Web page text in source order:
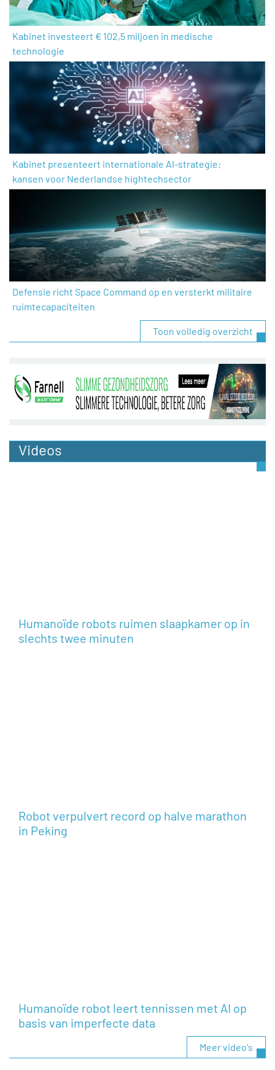
Kabinet investeert € 102,5 miljoen in medische
technologie
Kabinet presenteert internationale AI-strategie:
kansen voor Nederlandse hightechsector
Defensie richt Space Command op en versterkt militaire
ruimtecapaciteiten
Toon volledig overzicht
Videos
Humanoïde robots ruimen slaapkamer op in
slechts twee minuten
Robot verpulvert record op halve marathon
in Peking
Humanoïde robot leert tennissen met AI op
basis van imperfecte data
Meer video's